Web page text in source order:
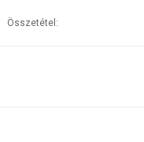
Összetétel: